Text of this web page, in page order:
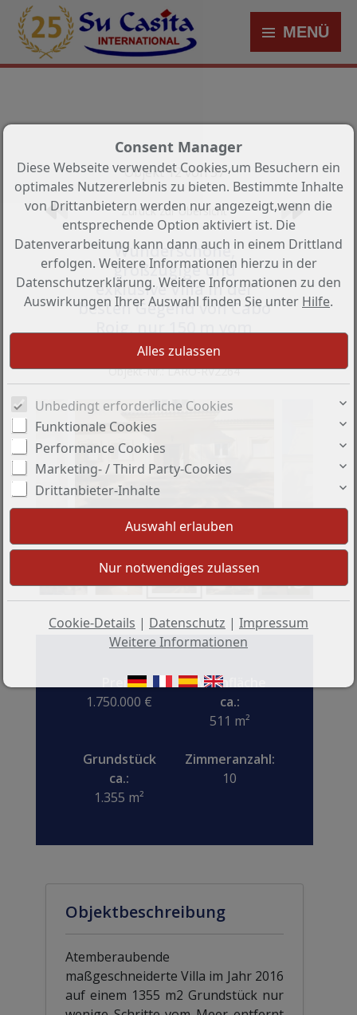
MENÜ
Objekt 12 von 57
Zurück zur Übersicht
Wunderschöne,
großzügige und
exklusive Villa in der
besten Gegend von Cabo
Roig, nur 150 m vom
Strand
Objekt-Nr.: LARO-RV2264
+43
Preis:
1.750.000 €
Wohnfläche
ca.:
511 m²
Grundstück
ca.:
1.355 m²
Zimmeranzahl:
10
Objektbeschreibung
Atemberaubende
maßgeschneiderte Villa im Jahr 2016
auf einem 1355 m2 Grundstück nur
Consent Manager
Diese Webseite verwendet Cookies,um Besuchern ein
optimales Nutzererlebnis zu bieten. Bestimmte Inhalte
von Drittanbietern werden nur angezeigt,wenn die
entsprechende Option aktiviert ist. Die
Datenverarbeitung kann dann auch in einem Drittland
erfolgen. Weitere Informationen hierzu in der
Datenschutzerklärung. Weitere Informationen zu den
Auswirkungen Ihrer Auswahl finden Sie unter Hilfe.
Unbedingt erforderliche Cookies
Funktionale Cookies
Performance Cookies
Marketing- / Third Party-Cookies
Drittanbieter-Inhalte
Cookie-Details | Datenschutz | Impressum
Weitere Informationen